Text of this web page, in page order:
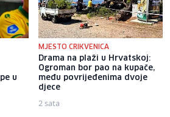
u
MJESTO CRIKVENICA
Drama na plaži u Hrvatskoj:
Ogroman bor pao na kupače,
među povrijeđenima dvoje
djece
2 sata